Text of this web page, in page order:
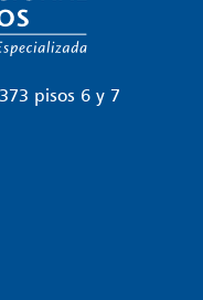
pisos 6 y 7